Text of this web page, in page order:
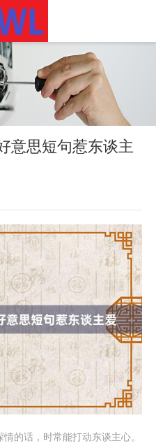
意思短句惹东谈主
的话，时常能打动东谈主心。